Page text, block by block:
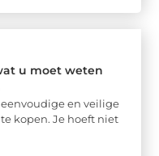
u moet weten
en veilige
kopen. Je hoeft niet